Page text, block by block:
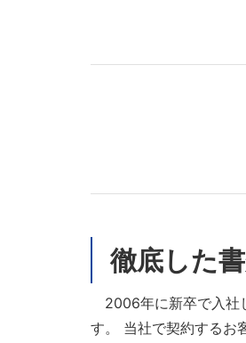
徹底した
2006年に新卒で入社
す。 当社で契約するお